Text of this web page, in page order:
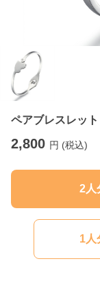
ペアブレスレッ
2,800 円 (税込)
2人
1人